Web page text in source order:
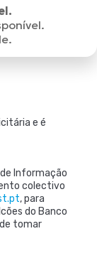
e é
Informação
colectivo
, para
do Banco
tomar